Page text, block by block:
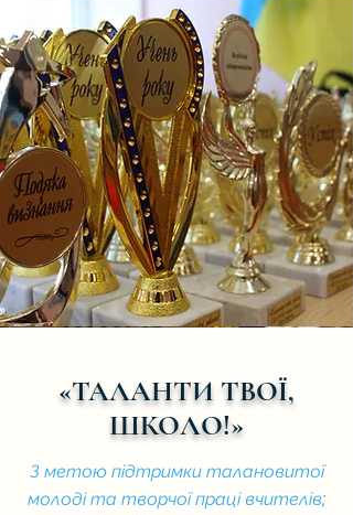
«ТАЛАНТИ ТВОЇ,
ШКОЛО!»
З метою підтримки талановитої
молоді та творчої праці вчителів;